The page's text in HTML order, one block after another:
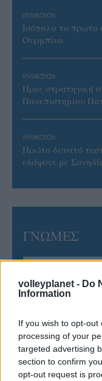
volleyplanet - Do
Information
If you wish to opt-
processing of your
targeted advertising
section to confirm
opt-out request is
05/08/2026
Ισόπαλο το πρωτο
Ουρμπίνο
05/08/2026
Προς στρατηγική
Πανεπιστημίου
05/08/2026
Πρώτο δυνατό
εδάφους με
ΓΝΩΜΕΣ